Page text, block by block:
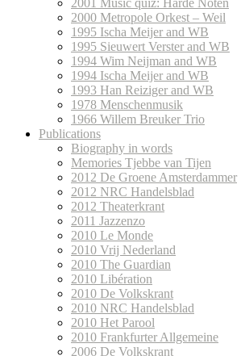
2000 Metropole Orkest – Weil
1995 Ischa Meijer and WB
1995 Sieuwert Verster and WB
1994 Wim Neijman and WB
1994 Ischa Meijer and WB
1993 Han Reiziger and WB
1978 Menschenmusik
1966 Willem Breuker Trio
Publications
Biography in words
Memories Tjebbe van Tijen
2012 De Groene Amsterdammer
2012 NRC Handelsblad
2012 Theaterkrant
2011 Jazzenzo
2010 Le Monde
2010 Vrij Nederland
2010 The Guardian
2010 Libération
2010 De Volkskrant
2010 NRC Handelsblad
2010 Het Parool
2010 Frankfurter Allgemeine
2006 De Volkskrant